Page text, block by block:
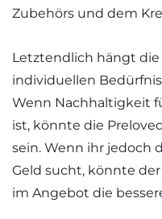
Zubehörs und dem
Letztendlich hängt
individuellen
Wenn Nachhaltigkeit
ist, könnte die
sein. Wenn ihr jedoch
Geld sucht, könnte
im Angebot die